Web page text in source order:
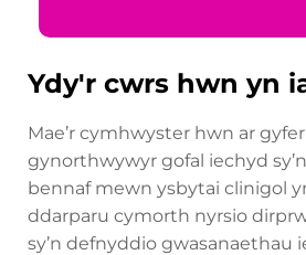
Ydy'r cwrs hwn yn
Mae’r cymhwyster hwn ar
gynorthwywyr gofal iechyd
bennaf mewn ysbytai clinigol
ddarparu cymorth nyrsio
sy’n defnyddio gwasanaethau